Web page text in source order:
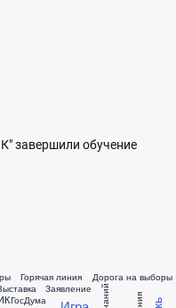
завершили обучение
Горячая линия
ГосДума
Дорога на выборы
Заявление